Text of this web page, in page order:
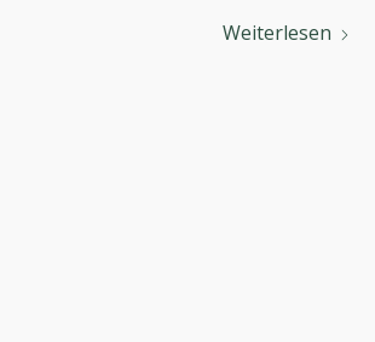
Weiterlesen